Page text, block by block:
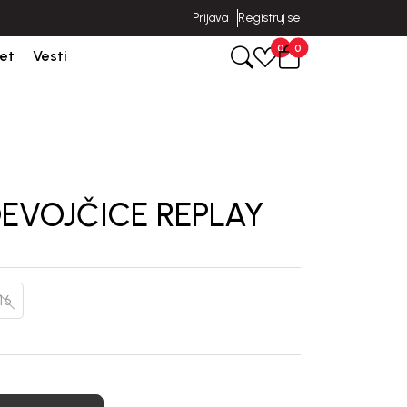
u roku od 3-5 dana od dana kreiranja porudžbine.
Prijava Registruj se
Vesti 0 0
REPLAY
16